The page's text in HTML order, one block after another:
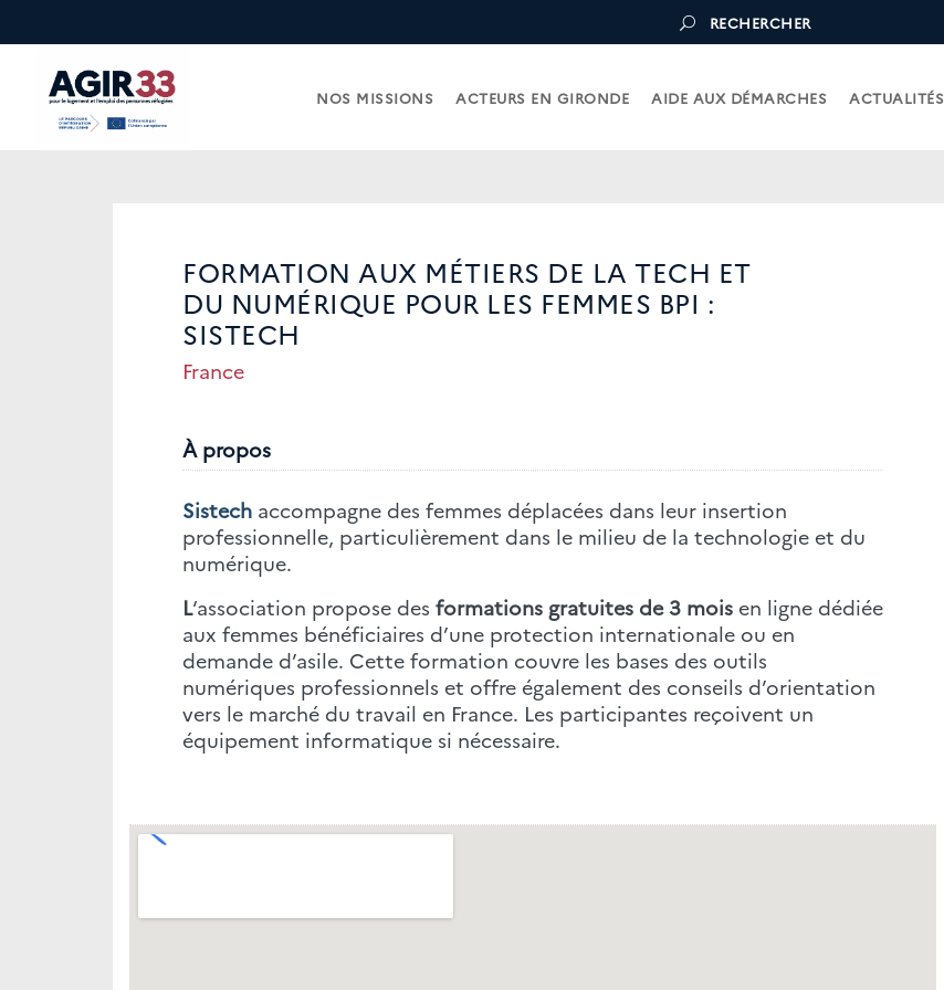
RECHERCHER
NOS MISSIONS ACTEURS EN GIRONDE AIDE AUX DÉMARCHES ACTUALITÉS
FORMATION AUX MÉTIERS DE LA TECH ET
DU NUMÉRIQUE POUR LES FEMMES BPI :
SISTECH
France
À propos
Sistech accompagne des femmes déplacées dans leur insertion
professionnelle, particulièrement dans le milieu de la technologie et du
numérique.
L‘association propose des formations gratuites de 3 mois en ligne dédiée
aux femmes bénéficiaires d’une protection internationale ou en
demande d’asile. Cette formation couvre les bases des outils
numériques professionnels et offre également des conseils d’orientation
vers le marché du travail en France. Les participantes reçoivent un
équipement informatique si nécessaire.